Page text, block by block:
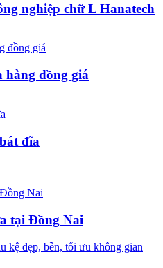
nghiệp chữ L Hanatech
hàng đồng giá
đĩa
tại Đồng Nai